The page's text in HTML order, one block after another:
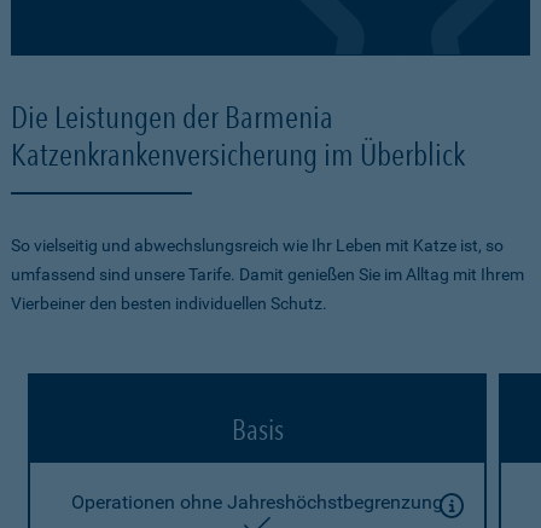
Die Leistungen der Barmenia
Katzenkrankenversicherung im Überblick
So vielseitig und abwechslungsreich wie Ihr Leben mit Katze ist, so
umfassend sind unsere Tarife. Damit genießen Sie im Alltag mit Ihrem
Vierbeiner den besten individuellen Schutz.
Basis
Operationen ohne Jahreshöchstbegrenzung